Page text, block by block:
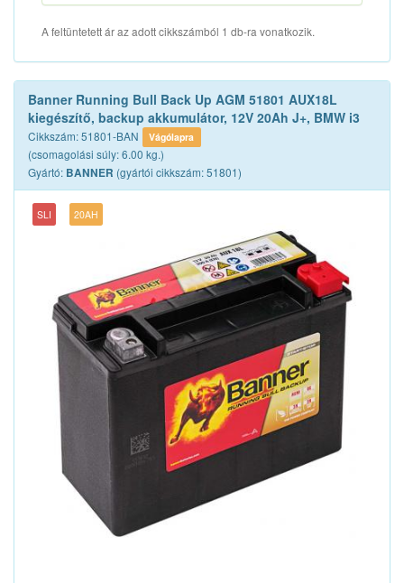
A feltüntetett ár az adott cikkszámból 1 db-ra vonatkozik.
Banner Running Bull Back Up AGM 51801 AUX18L
kiegészítő, backup akkumulátor, 12V 20Ah J+, BMW i3
Cikkszám: 51801-BAN Vágólapra
(csomagolási súly: 6.00 kg.)
Gyártó: BANNER (gyártói cikkszám: 51801)
SLI 20AH